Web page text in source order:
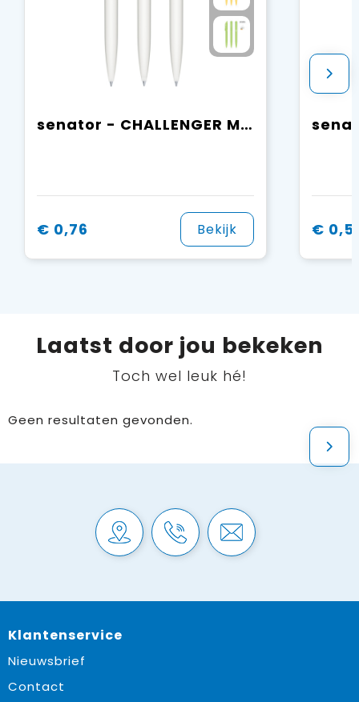
senator - CHALLENGER Matt Recycled balpen
€ 0,76 Bekijk €
Laatst door jou bekeken
Toch wel leuk hé!
Geen resultaten gevonden.
Klantenservice
Nieuwsbrief
Contact